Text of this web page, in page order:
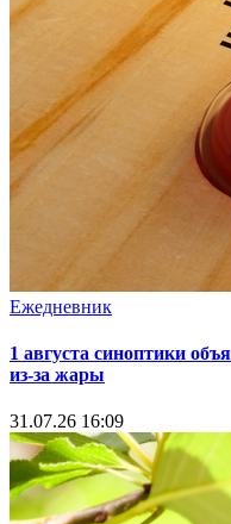
Ежедневник
1 августа синоптики
из-за жары
31.07.26 16:09